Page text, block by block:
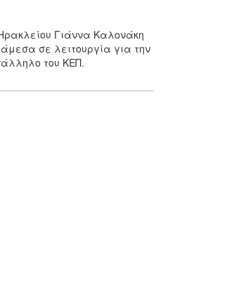
Γιάννα Καλονάκη
σε λειτουργία για την
του ΚΕΠ.